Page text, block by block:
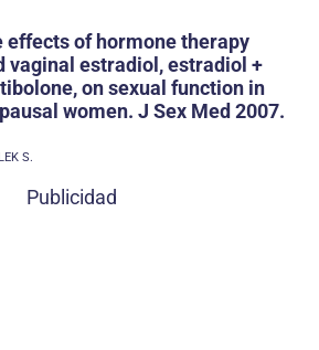
effects of hormone therapy
vaginal estradiol, estradiol +
on sexual function in
women. J Sex Med 2007.
S.
Publicidad